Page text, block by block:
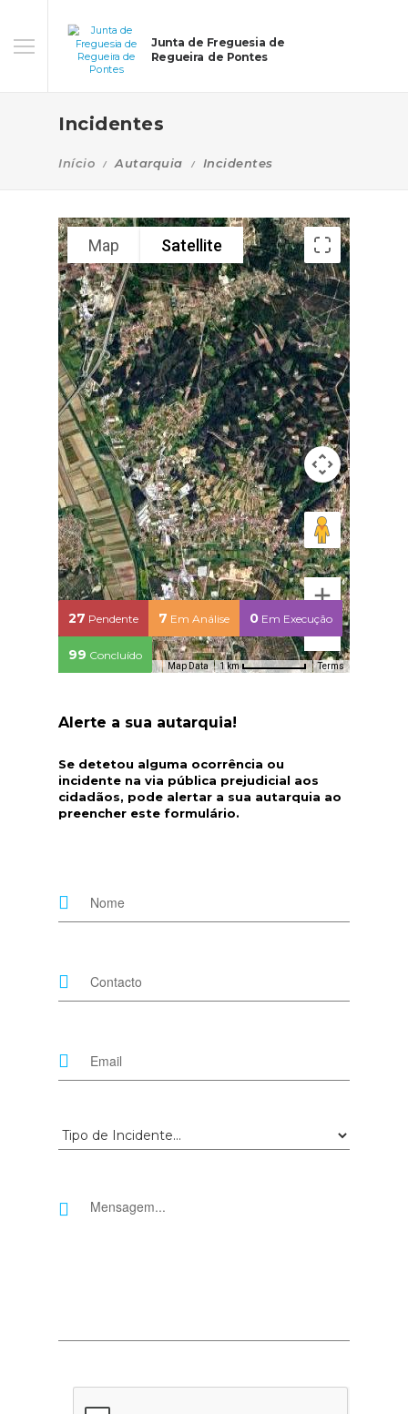
Junta de Freguesia de
Regueira de Pontes
Incidentes
Início Autarquia Incidentes
Map Satellite
Map Data 1 km Terms
27 Pendente 7 Em Análise 0 Em Execução
99 Concluído
Alerte a sua autarquia!
Se detetou alguma ocorrência ou
incidente na via pública prejudicial aos
cidadãos, pode alertar a sua autarquia ao
preencher este formulário.